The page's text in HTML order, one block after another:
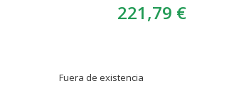
221,79 €
Fuera de existencia